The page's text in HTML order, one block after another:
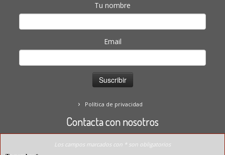
Tu nombre
Email
Política de privacidad
Contacta con nosotros
Los campos marcados con * son obligatorios